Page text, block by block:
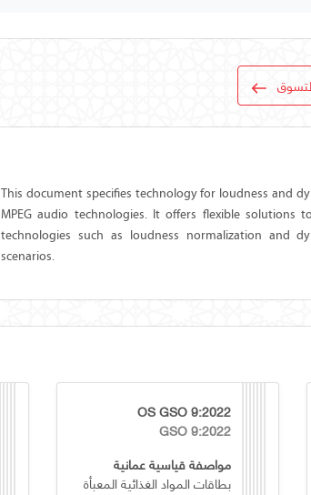
التسوق
This document specifies technology for loudness and
MPEG audio technologies. It offers flexible
technologies such as loudness normalization and
scenarios.
OS GSO 9:2022
GSO 9:2022
مواصفة قياسية عمانية
بطاقات المواد الغذائية المعبأة